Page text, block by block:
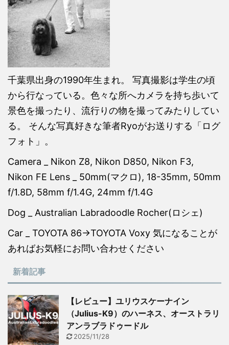
千葉県出身の1990年生まれ。 写真撮影は学生の頃
から行なっている。色々な所へカメラを持ち歩いて
景色を撮ったり、流行りの物を撮ってみたりしてい
る。 そんな写真好きな筆者Ryoがお送りする「ログ
フォト」。
Camera _ Nikon Z8, Nikon D850, Nikon F3,
Nikon FE Lens _ 50mm(マクロ), 18-35mm, 50mm
f/1.8D, 58mm f/1.4G, 24mm f/1.4G
Dog _ Australian Labradoodle Rocher(ロシェ)
Car _ TOYOTA 86→TOYOTA Voxy 気になることが
あればお気軽にお問い合わせください
新着記事
【レビュー】ユリウスケーナイン
（Julius-K9）のハーネス、オーストラリ
アンラブラドゥードル
2025/11/28